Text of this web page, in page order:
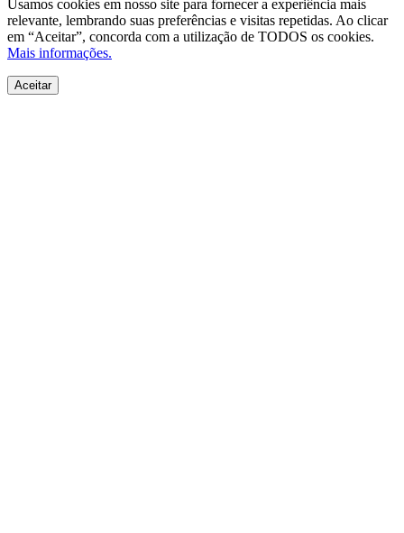
Usamos cookies em nosso site para fornecer a experiência mais
relevante, lembrando suas preferências e visitas repetidas. Ao clicar
em “Aceitar”, concorda com a utilização de TODOS os cookies.
Mais informações.
Aceitar